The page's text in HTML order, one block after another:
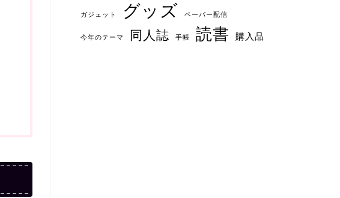
ガジェット グッズ ペーパー配信
今年のテーマ 同人誌 手帳 読書 購入品